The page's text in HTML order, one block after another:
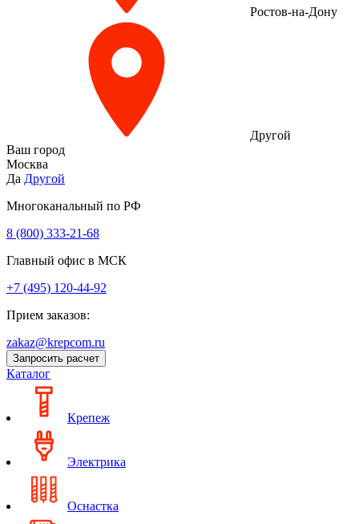
Ростов-на-Дону
Другой
Ваш город
Москва
Да Другой
Многоканальный по РФ
8 (800) 333‑21-68
Главный офис в МСК
+7 (495) 120-44-92
Прием заказов:
zakaz@krepcom.ru
Запросить расчет
Каталог
Крепеж
Электрика
Оснастка